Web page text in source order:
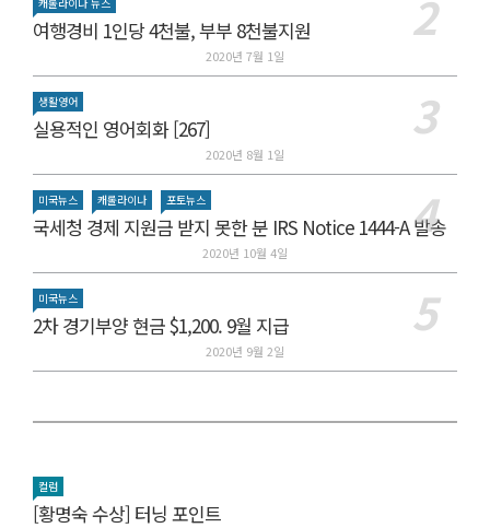
여행경비 1인당 4천불, 부부 8천불지원
2020년 7월 1일
생활영어
실용적인 영어회화 [267]
2020년 8월 1일
미국뉴스 캐롤라이나 포토뉴스
국세청 경제 지원금 받지 못한 분 IRS Notice 1444-A 발송
2020년 10월 4일
미국뉴스
2차 경기부양 현금 $1,200. 9월 지급
2020년 9월 2일
컬럼
[황명숙 수상] 터닝 포인트